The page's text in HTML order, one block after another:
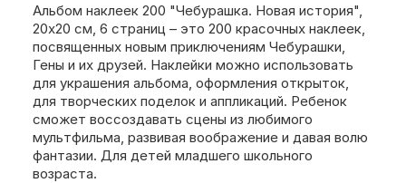
Альбом наклеек 200 "Чебурашка. Новая история",
20х20 см, 6 страниц – это 200 красочных наклеек,
посвященных новым приключениям Чебурашки,
Гены и их друзей. Наклейки можно использовать
для украшения альбома, оформления открыток,
для творческих поделок и аппликаций. Ребенок
сможет воссоздавать сцены из любимого
мультфильма, развивая воображение и давая волю
фантазии. Для детей младшего школьного
возраста.